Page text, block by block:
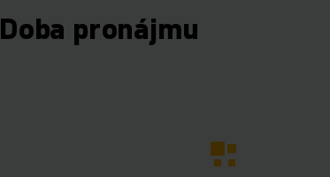
Doba pronájmu